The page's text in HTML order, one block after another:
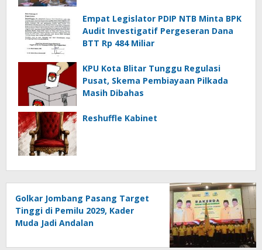
Empat Legislator PDIP NTB Minta BPK
Audit Investigatif Pergeseran Dana
BTT Rp 484 Miliar
KPU Kota Blitar Tunggu Regulasi
Pusat, Skema Pembiayaan Pilkada
Masih Dibahas
Reshuffle Kabinet
Golkar Jombang Pasang Target
Tinggi di Pemilu 2029, Kader
Muda Jadi Andalan